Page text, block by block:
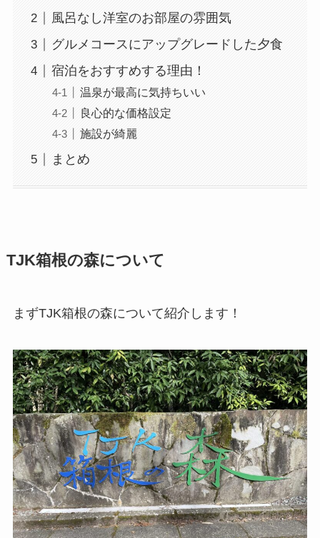
風呂なし洋室のお部屋の雰囲気
グルメコースにアップグレードした夕食
宿泊をおすすめする理由！
温泉が最高に気持ちいい
良心的な価格設定
施設が綺麗
まとめ
TJK箱根の森について
まずTJK箱根の森について紹介します！